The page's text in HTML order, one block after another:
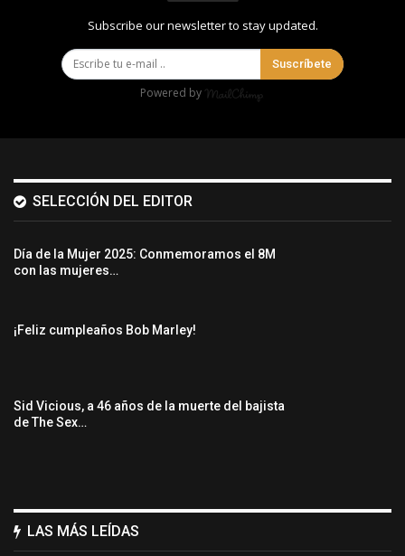
Subscribe our newsletter to stay updated.
Suscríbete
Powered by
SELECCIÓN DEL EDITOR
Día de la Mujer 2025: Conmemoramos el 8M
con las mujeres…
¡Feliz cumpleaños Bob Marley!
Sid Vicious, a 46 años de la muerte del bajista
de The Sex…
LAS MÁS LEÍDAS